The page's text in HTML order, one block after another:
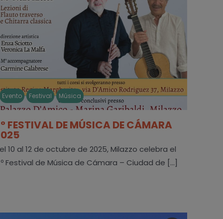
Evento Festival Música
FESTIVAL DE MÚSICA DE CÁMARA
10 al 12 de octubre de 2025, Milazzo celebra el
Festival de Música de Cámara – Ciudad de [...]